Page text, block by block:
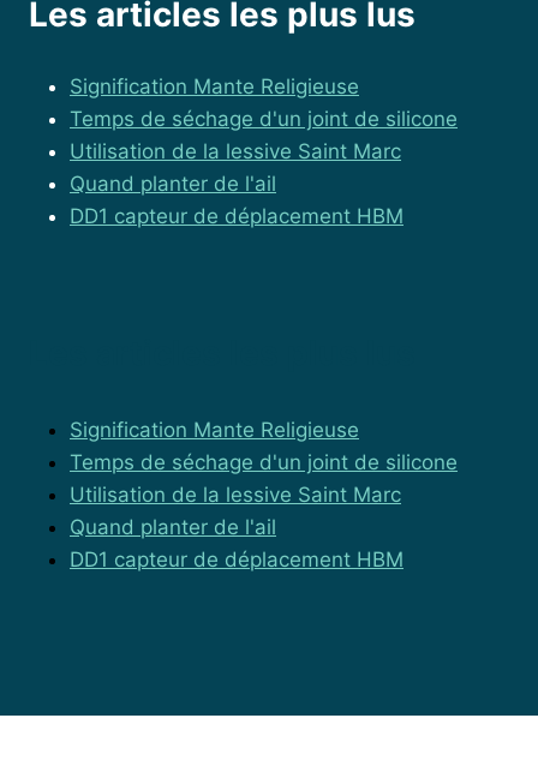
Les articles les plus lus
Signification Mante Religieuse
Temps de séchage d'un joint de silicone
Utilisation de la lessive Saint Marc
Quand planter de l'ail
DD1 capteur de déplacement HBM
Signification Mante Religieuse
Temps de séchage d'un joint de silicone
Utilisation de la lessive Saint Marc
Quand planter de l'ail
DD1 capteur de déplacement HBM